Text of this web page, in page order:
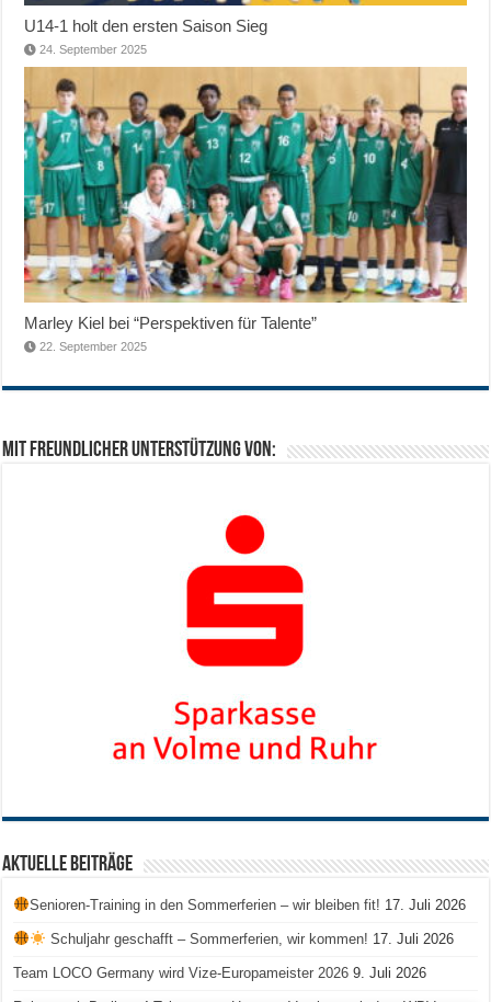
U14-1 holt den ersten Saison Sieg
24. September 2025
Marley Kiel bei “Perspektiven für Talente”
22. September 2025
Mit freundlicher Unterstützung von:
Aktuelle Beiträge
Senioren-Training in den Sommerferien – wir bleiben fit! 17. Juli 2026
Schuljahr geschafft – Sommerferien, wir kommen! 17. Juli 2026
Team LOCO Germany wird Vize-Europameister 2026 9. Juli 2026